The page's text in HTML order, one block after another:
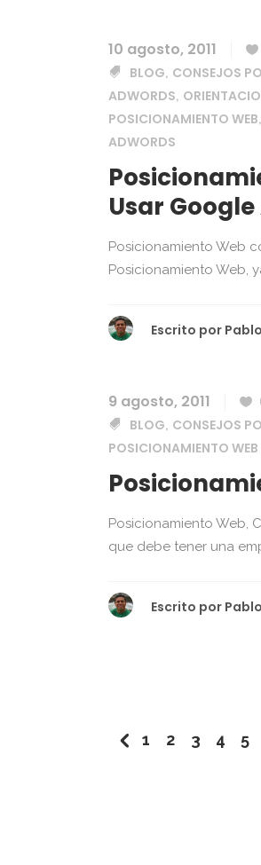
10 agosto, 2011
BLOG, CONSEJOS
ADWORDS,
POSICIONAMIENTO WEB,
ADWORDS
Usar
Posicionamiento Web
Posicionamiento Web,
Escrito por
9 agosto, 2011
BLOG, CONSEJOS
POSICIONAMIENTO
Posicionamiento Web,
que debe tener una
Escrito por
1 2 3 4 5